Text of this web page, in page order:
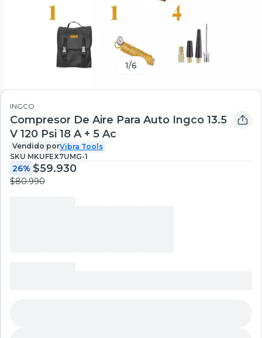
1/6
INGCO
Compresor De Aire Para Auto Ingco 13.5
V 120 Psi 18 A + 5 Ac
Vendido porVibra Tools
SKU MKUFEX7UMG-1
26% $59.930
$80.990